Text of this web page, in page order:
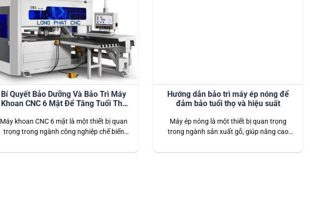
Bí Quyết Bảo Dưỡng Và Bảo Trì Máy
Khoan CNC 6 Mặt Để Tăng Tuổi Thọ
Máy khoan CNC 6 mặt là một thiết bị quan
trọng trong ngành công nghiệp chế biến
trong gia công. Tuy nhiên, để máy hoạt
Hướng dẫn bảo trì máy ép nóng để
đảm bảo tuổi thọ và hiệu suất
Máy ép nóng là một thiết bị quan trọng
trong ngành sản xuất gỗ, giúp nâng cao
suất sản xuất. Tuy nhiên, để đảm bảo máy